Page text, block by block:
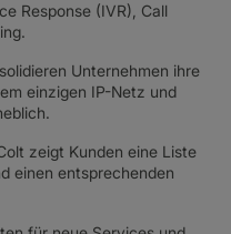
Response (IVR), Call
Unternehmen ihre
einzigen IP-Netz und
zeigt Kunden eine Liste
einen entsprechenden